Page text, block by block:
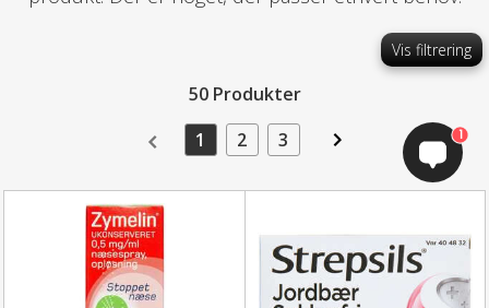
Vis filtrering
50 Produkter
1
2 3 1